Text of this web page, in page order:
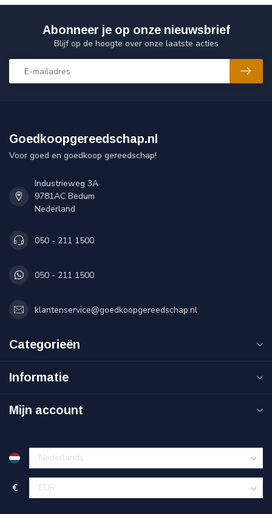
Abonneer je op onze nieuwsbrief
Blijf op de hoogte over onze laatste acties
Goedkoopgereedschap.nl
Voor goed en goedkoop gereedschap!
Industrieweg 3A
9781AC Bedum
Nederland
050 - 211 1500
050 - 211 1500
klantenservice@goedkoopgereedschap.nl
Categorieën
Informatie
Mijn account
€